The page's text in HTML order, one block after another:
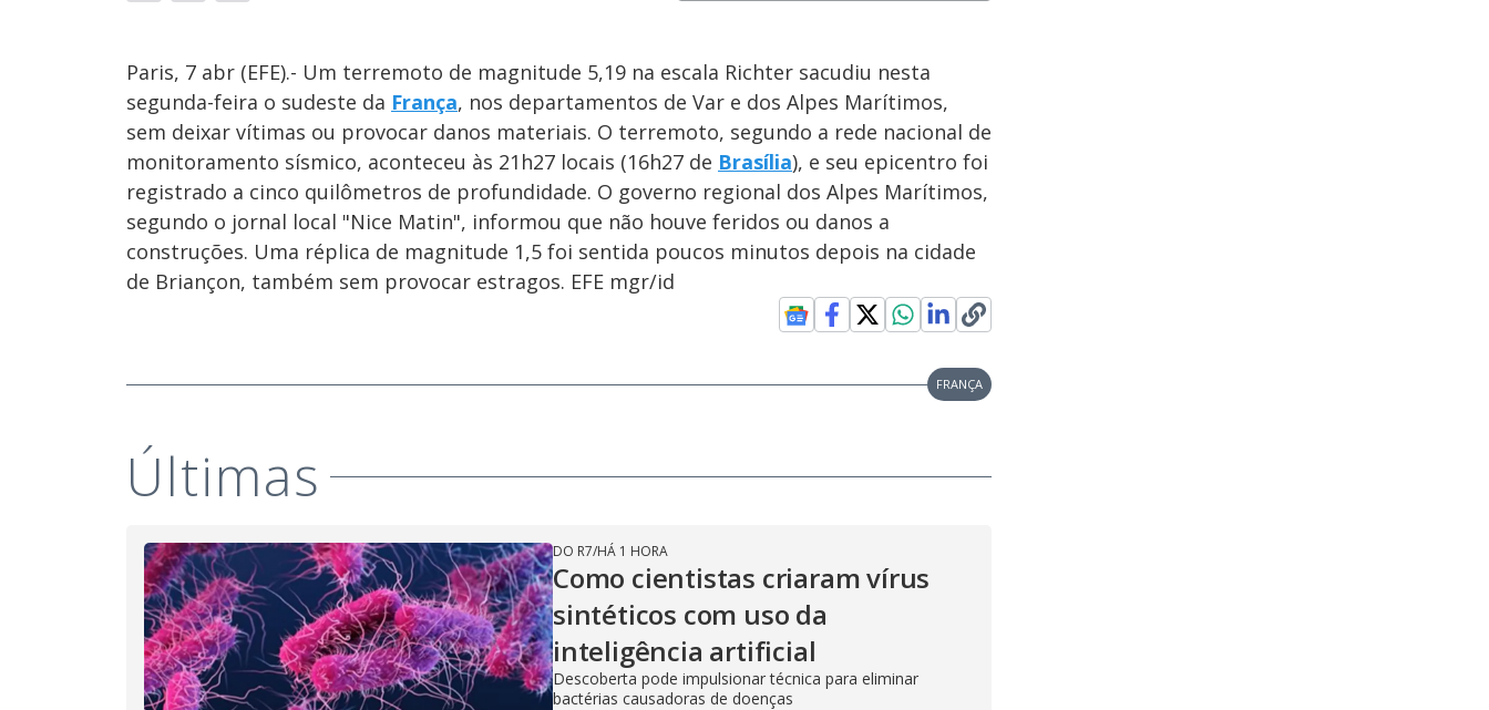
Paris, 7 abr (EFE).- Um terremoto de magnitude 5,19 na escala Richter sacudiu nesta
segunda-feira o sudeste da França, nos departamentos de Var e dos Alpes Marítimos,
sem deixar vítimas ou provocar danos materiais. O terremoto, segundo a rede nacional de
monitoramento sísmico, aconteceu às 21h27 locais (16h27 de Brasília), e seu epicentro foi
registrado a cinco quilômetros de profundidade. O governo regional dos Alpes Marítimos,
segundo o jornal local "Nice Matin", informou que não houve feridos ou danos a
construções. Uma réplica de magnitude 1,5 foi sentida poucos minutos depois na cidade
de Briançon, também sem provocar estragos. EFE mgr/id
FRANÇA
Últimas
DO R7/HÁ 1 HORA
Como cientistas criaram vírus
sintéticos com uso da
inteligência artificial
Descoberta pode impulsionar técnica para eliminar
bactérias causadoras de doenças